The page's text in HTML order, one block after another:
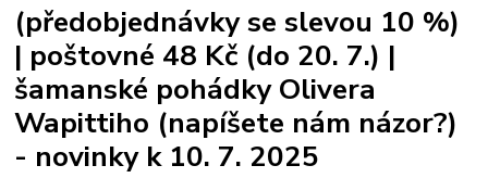
(předobjednávky se slevou 10 %)
| poštovné 48 Kč (do 20. 7.) |
šamanské pohádky Olivera
Wapittiho (napíšete nám názor?)
- novinky k 10. 7. 2025